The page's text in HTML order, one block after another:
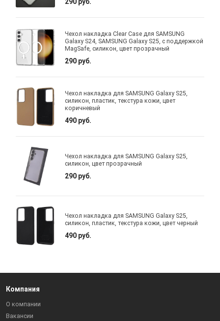
Чехол накладка Clear Case для SAMSUNG
Galaxy S24, SAMSUNG Galaxy S25, с поддержкой
MagSafe, силикон, цвет прозрачный
290 руб.
Чехол накладка для SAMSUNG Galaxy S25,
силикон, пластик, текстура кожи, цвет
коричневый
490 руб.
Чехол накладка для SAMSUNG Galaxy S25,
силикон, цвет прозрачный
290 руб.
Чехол накладка для SAMSUNG Galaxy S25,
силикон, пластик, текстура кожи, цвет черный
490 руб.
Компания
О компании
Вакансии